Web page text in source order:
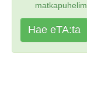
Hae eTA:ta